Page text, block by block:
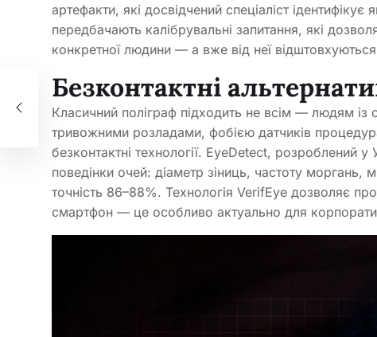
артефакти, які досвідчений спеціаліст
передбачають калібрувальні запитання, які
конкретної людини — а вже від неї
Безконтактні
Класичний поліграф підходить не всім — людям
тривожними розладами, фобією датчиків
безконтактні технології. EyeDetect, розроблений
поведінки очей: діаметр зіниць, частоту моргань,
точність 86–88%. Технологія VerifEye дозволяє
смартфон — це особливо актуально для